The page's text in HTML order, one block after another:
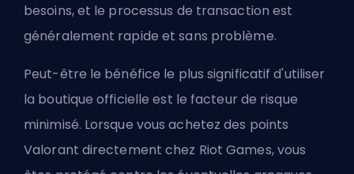
besoins, et le processus de transaction est
généralement rapide et sans problème.
Peut-être le bénéfice le plus significatif d'utiliser
la boutique officielle est le facteur de risque
minimisé. Lorsque vous achetez des points
Valorant directement chez Riot Games, vous